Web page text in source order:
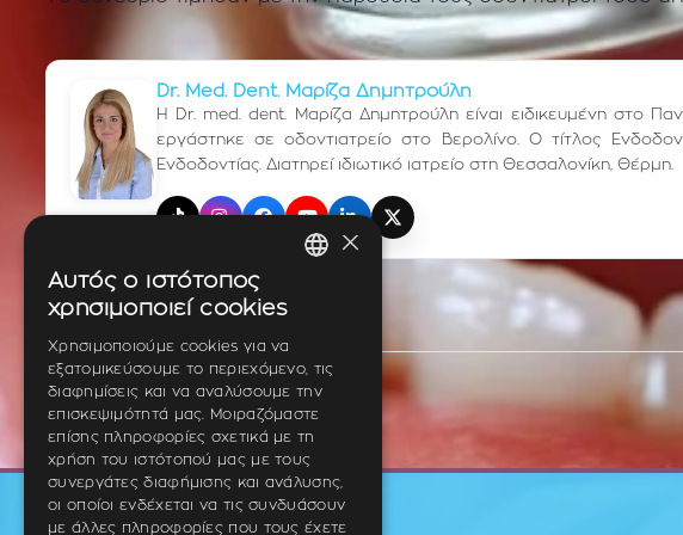
Dr. Med. Dent. Μαρίζα Δημητρούλη
Η Dr. med. dent. Μαρίζα Δημητρούλη είναι ειδικευμένη στο
εργάστηκε σε οδοντιατρείο στο Βερολίνο. Ο τίτλος
Ενδοδοντίας. Διατηρεί ιδιωτικό ιατρείο στη Θεσσαλονίκη, Θέρμη.
Instagram
FacebookYouTubeLinkedInX (Twitter)
×
Αυτός ο ιστότοπος
χρησιμοποιεί cookies
Χρησιμοποιούμε cookies για να
εξατομικεύσουμε το περιεχόμενο, τις
διαφημίσεις και να αναλύσουμε την
επισκεψιμότητά μας. Μοιραζόμαστε
επίσης πληροφορίες σχετικά με τη
χρήση του ιστότοπού μας με τους
συνεργάτες διαφήμισης και ανάλυσης,
οι οποίοι ενδέχεται να τις συνδυάσουν
με άλλες πληροφορίες που τους έχετε